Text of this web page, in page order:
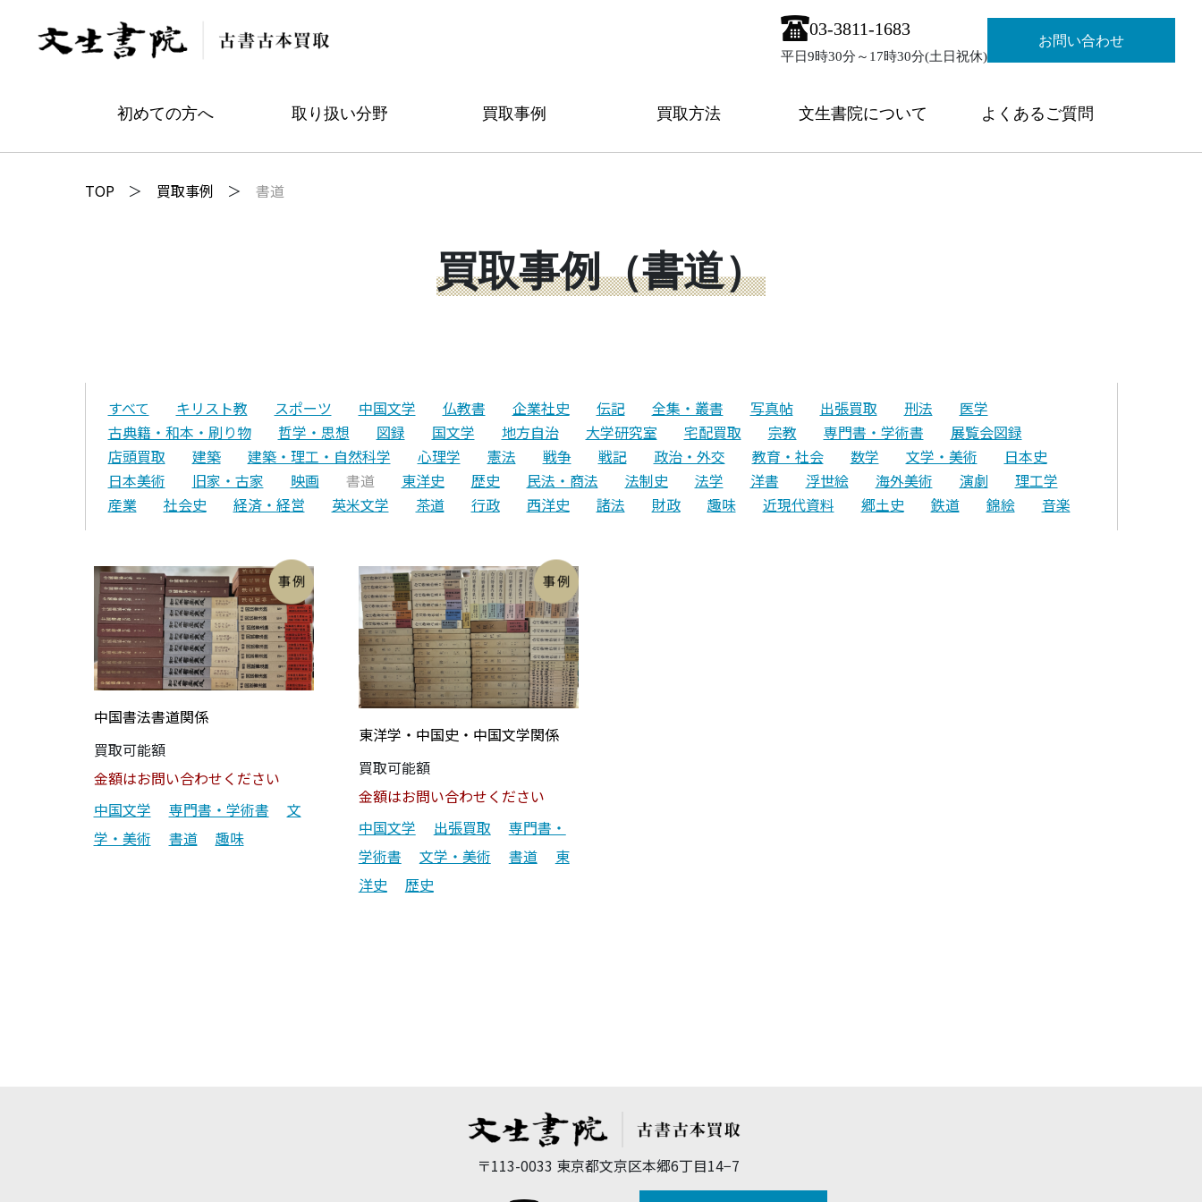
03-3811-1683
平日9時30分～17時30分(土日祝休)
お問い合わせ
初めての方へ 取り扱い分野 買取事例 買取方法 文生書院について よくあるご質問
TOP 買取事例 書道
買取事例（書道）
すべて キリスト教 スポーツ 中国文学 仏教書 企業社史 伝記 全集・叢書 写真帖 出張買取 刑法
医学
古典籍・和本・刷り物
哲学・思想 図録 国文学 地方自治 大学研究室 宅配買取 宗教 専門書・学術書
展覧会図録
店頭買取
建築 建築・理工・自然科学 心理学 憲法 戦争 戦記 政治・外交 教育・社会 数学 文学・美術
日本史
日本美術
旧家・古家 映画 書道 東洋史 歴史 民法・商法 法制史 法学 洋書 浮世絵 海外美術 演劇
理工学
産業
社会史 経済・経営 英米文学 茶道 行政 西洋史 諸法 財政 趣味 近現代資料 郷土史 鉄道 錦絵 音楽
中国書法書道関係
買取可能額
金額はお問い合わせください
中国文学
専門書・学術書
文
学・美術
書道 趣味
東洋学・中国史・中国文学関係
買取可能額
金額はお問い合わせください
中国文学
出張買取
専門書・
学術書
文学・美術 書道
東
洋史
歴史
〒113-0033 東京都文京区本郷6丁目14−7